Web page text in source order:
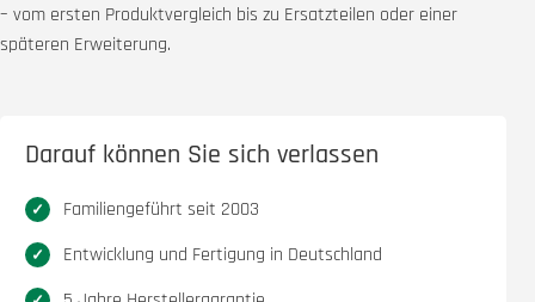
– vom ersten Produktvergleich bis zu Ersatzteilen oder einer
späteren Erweiterung.
Darauf können Sie sich verlassen
Familiengeführt seit 2003
Entwicklung und Fertigung in Deutschland